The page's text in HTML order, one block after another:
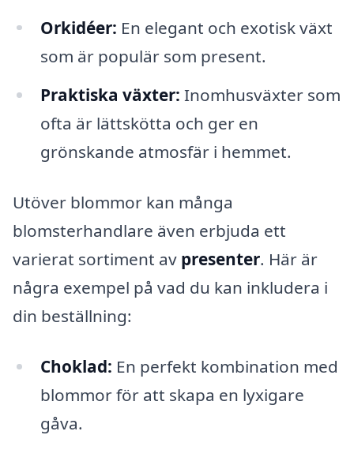
Orkidéer: En elegant och exotisk växt
som är populär som present.
Praktiska växter: Inomhusväxter som
ofta är lättskötta och ger en
grönskande atmosfär i hemmet.
Utöver blommor kan många
blomsterhandlare även erbjuda ett
varierat sortiment av presenter. Här är
några exempel på vad du kan inkludera i
din beställning:
Choklad: En perfekt kombination med
blommor för att skapa en lyxigare
gåva.